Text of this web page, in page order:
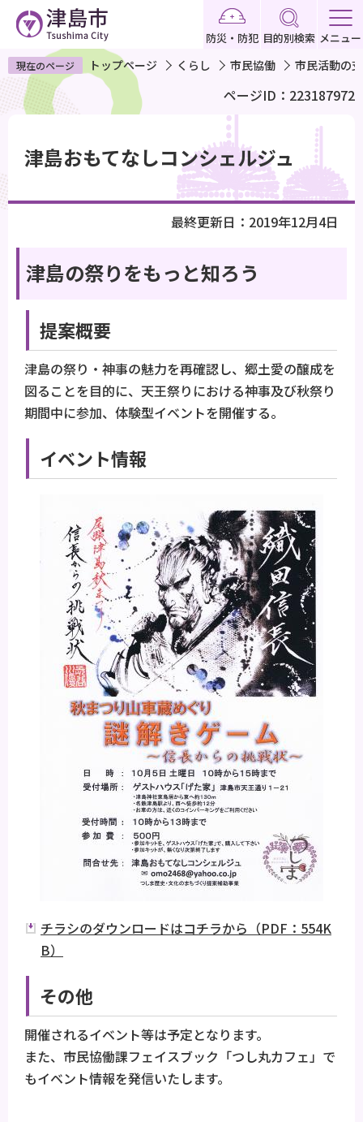
ペ
ー
で
す
防災・防犯 目的別検索 メニュー
現在のページ トップページ くらし 市民協働 市民活動の
ページID：223187972
津島おもてなしコンシェルジュ
最終更新日：2019年12月4日
津島の祭りをもっと知ろう
提案概要
津島の祭り・神事の魅力を再確認し、郷土愛の醸成を
図ることを目的に、天王祭りにおける神事及び秋祭り
期間中に参加、体験型イベントを開催する。
イベント情報
チラシのダウンロードはコチラから（PDF：554K
B）
その他
開催されるイベント等は予定となります。
また、市民協働課フェイスブック「つし丸カフェ」で
もイベント情報を発信いたします。